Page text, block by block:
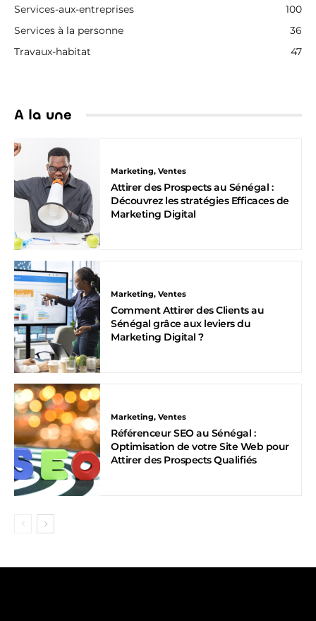
Services-aux-entreprises
100
Services à la personne
36
Travaux-habitat
47
A la une
Marketing, Ventes
Attirer des Prospects au Sénégal :
Découvrez les stratégies Efficaces de
Marketing Digital
Marketing, Ventes
Comment Attirer des Clients au
Sénégal grâce aux leviers du
Marketing Digital ?
Marketing, Ventes
Référenceur SEO au Sénégal :
Optimisation de votre Site Web pour
Attirer des Prospects Qualifiés